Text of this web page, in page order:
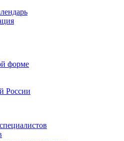
форме
России